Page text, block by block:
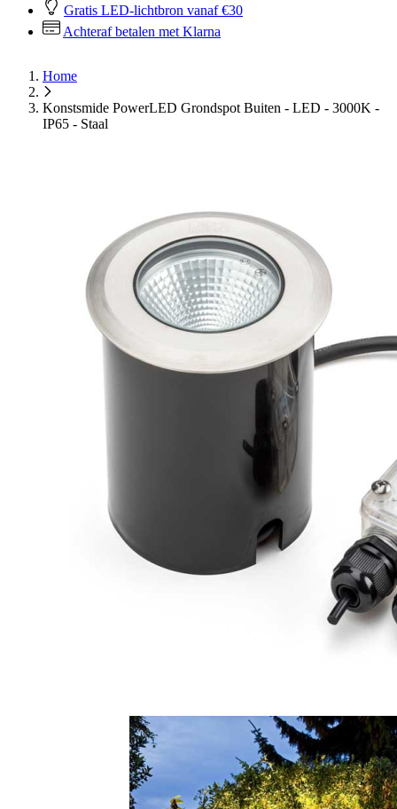
Gratis LED-lichtbron vanaf €30
Achteraf betalen met Klarna
Home
Konstsmide PowerLED Grondspot Buiten - LED - 3000K -
IP65 - Staal